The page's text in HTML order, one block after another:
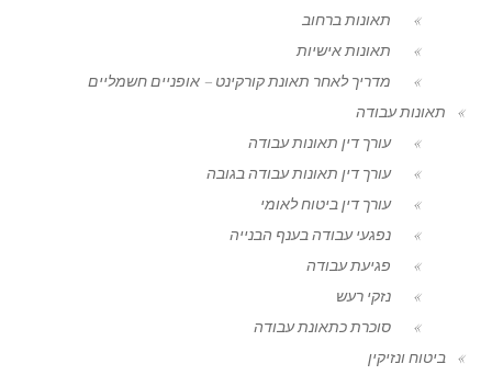
תאונות ברחוב
תאונות אישיות
מדריך לאחר תאונת קורקינט – אופניים חשמליים
תאונות עבודה
עורך דין תאונות עבודה
עורך דין תאונות עבודה בגובה
עורך דין ביטוח לאומי
נפגעי עבודה בענף הבנייה
פגיעת עבודה
נזקי רעש
סוכרת כתאונת עבודה
ביטוח ונזיקין